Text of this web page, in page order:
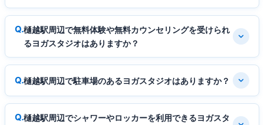
樋越駅周辺で無料体験や無料カウンセリングを受けられ
るヨガスタジオはありますか？
樋越駅周辺で駐車場のあるヨガスタジオはありますか？
樋越駅周辺でシャワーやロッカーを利用できるヨガスタ